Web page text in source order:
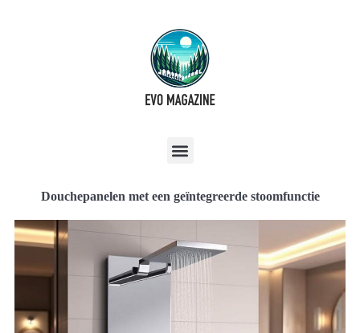
Douchepanelen met een geïntegreerde stoomfunctie